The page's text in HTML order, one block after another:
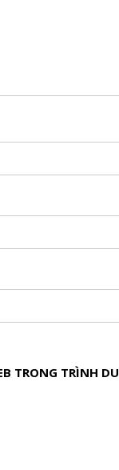
TRONG TRÌNH